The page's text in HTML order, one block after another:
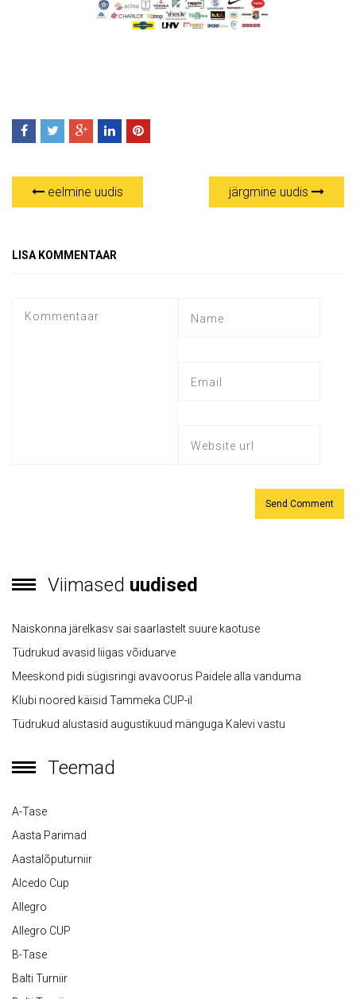
eelmine uudis järgmine uudis
LISA KOMMENTAAR
Viimased uudised
Naiskonna järelkasv sai saarlastelt suure kaotuse
Tüdrukud avasid liigas võiduarve
Meeskond pidi sügisringi avavoorus Paidele alla vanduma
Klubi noored käisid Tammeka CUP-il
Tüdrukud alustasid augustikuud mänguga Kalevi vastu
Teemad
A-Tase
Aasta Parimad
Aastalõputurniir
Alcedo Cup
Allegro
Allegro CUP
B-Tase
Balti Turniir